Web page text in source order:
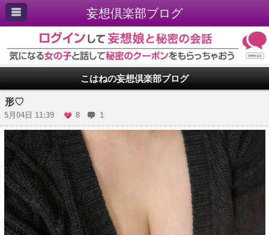
妄想倶楽部ブログ
こはねの妄想倶楽部ブログ
形♡
5月04日 11:39 8 1